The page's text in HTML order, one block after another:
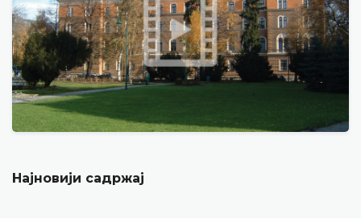
Најновији садржај